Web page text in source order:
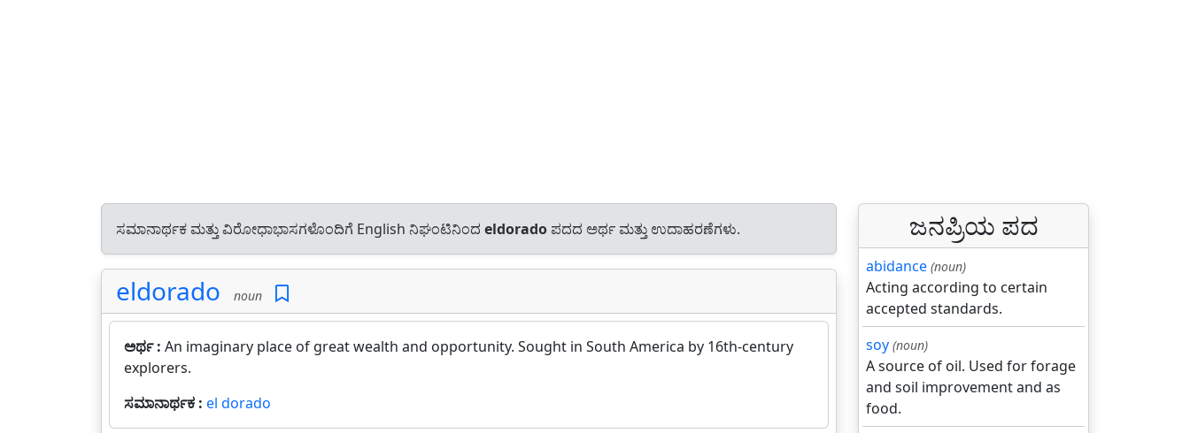
ಸಮಾನಾರ್ಥಕ ಮತ್ತು ವಿರೋಧಾಭಾಸಗಳೊಂದಿಗೆ English ನಿಘಂಟಿನಿಂದ eldorado ಪದದ ಅರ್ಥ ಮತ್ತು ಉದಾಹರಣೆಗಳು.
eldorado noun
ಅರ್ಥ : An imaginary place of great wealth and opportunity. Sought in South America by 16th-century
explorers.
ಸಮಾನಾರ್ಥಕ : el dorado
ಜನಪ್ರಿಯ ಪದ
abidance (noun)
Acting according to certain
accepted standards.
soy (noun)
A source of oil. Used for forage
and soil improvement and as
food.